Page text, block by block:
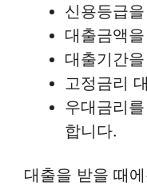
신용등급
대출금액
대출기간
고정금리
우대금리
합니다.
대출을 받을 때